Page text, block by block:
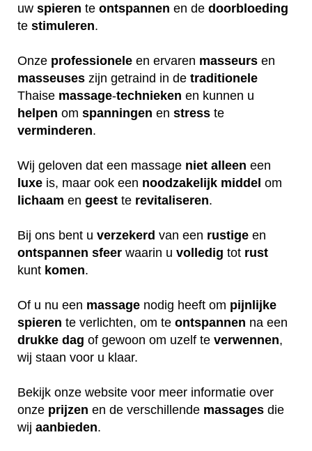
uw spieren te ontspannen en de doorbloeding
te stimuleren.
Onze professionele en ervaren masseurs en
masseuses zijn getraind in de traditionele
Thaise massage-technieken en kunnen u
helpen om spanningen en stress te
verminderen.
Wij geloven dat een massage niet alleen een
luxe is, maar ook een noodzakelijk middel om
lichaam en geest te revitaliseren.
Bij ons bent u verzekerd van een rustige en
ontspannen sfeer waarin u volledig tot rust
kunt komen.
Of u nu een massage nodig heeft om pijnlijke
spieren te verlichten, om te ontspannen na een
drukke dag of gewoon om uzelf te verwennen,
wij staan voor u klaar.
Bekijk onze website voor meer informatie over
onze prijzen en de verschillende massages die
wij aanbieden.